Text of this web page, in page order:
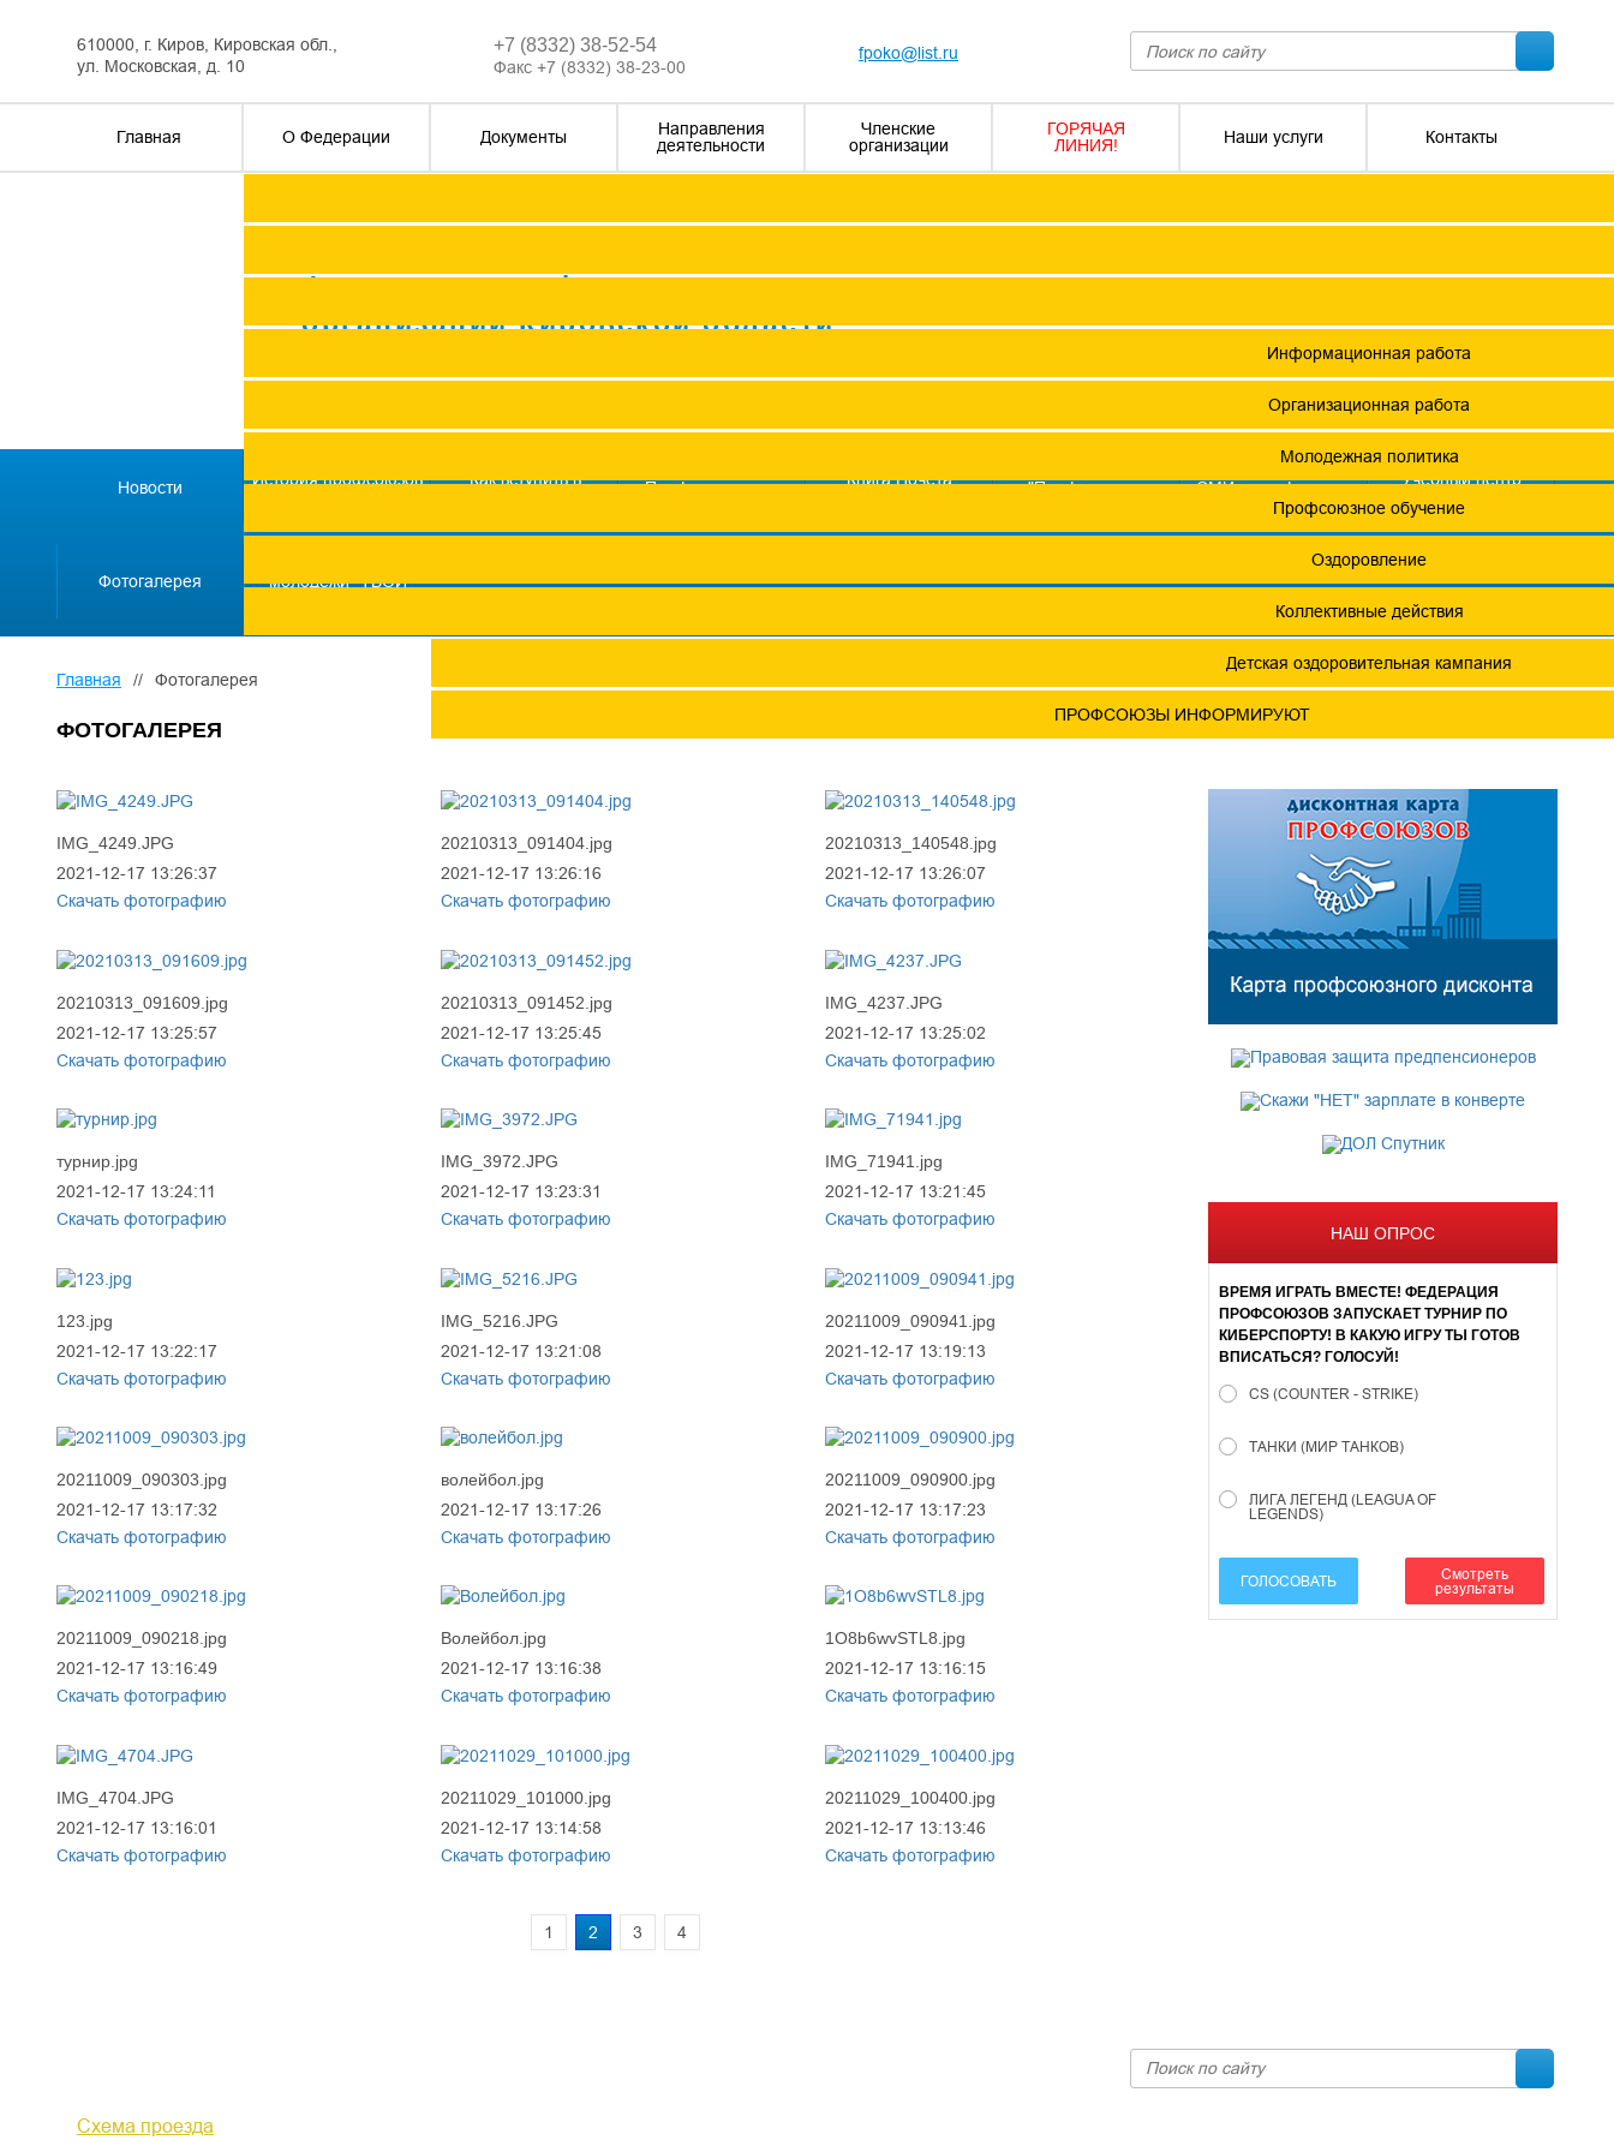
610000, г. Киров, Кировская обл.,
ул. Московская, д. 10
+7 (8332) 38-52-54
Факс +7 (8332) 38-23-00
fpoko@list.ru
Главная О Федерации Документы
Решения Советов Федерации
Постановления президиумов
Сводные данные о результатах проведения специальной оценки условий труда (СОУТ)
Научно-практическая конференция МОТ- ФНПР
ПРОФСОЮЗЫ ИНФОРМИРУЮТ
Направления
деятельности
Информационная работа
Организационная работа
Молодежная политика
Профсоюзное обучение
Оздоровление
Коллективные действия
Детская оздоровительная кампания
Членские
организации
ГОРЯЧАЯ
ЛИНИЯ!
Наши услуги Контакты
Федерация профсоюзных
организаций Кировской области
Новости
История профсоюзов
Как вступить в
Профсоюз помог
Книга Почета
"Профсоюзная
СМИ о профсоюзах
Учебный центр
Фотогалерея
молодежи "ТВОЙ
Главная // Фотогалерея
ФОТОГАЛЕРЕЯ
IMG_4249.JPG
2021-12-17 13:26:37
Скачать фотографию
20210313_091404.jpg
2021-12-17 13:26:16
Скачать фотографию
20210313_140548.jpg
2021-12-17 13:26:07
Скачать фотографию
20210313_091609.jpg
2021-12-17 13:25:57
Скачать фотографию
20210313_091452.jpg
2021-12-17 13:25:45
Скачать фотографию
IMG_4237.JPG
2021-12-17 13:25:02
Скачать фотографию
турнир.jpg
2021-12-17 13:24:11
Скачать фотографию
IMG_3972.JPG
2021-12-17 13:23:31
Скачать фотографию
IMG_71941.jpg
2021-12-17 13:21:45
Скачать фотографию
123.jpg
2021-12-17 13:22:17
Скачать фотографию
IMG_5216.JPG
2021-12-17 13:21:08
Скачать фотографию
20211009_090941.jpg
2021-12-17 13:19:13
Скачать фотографию
20211009_090303.jpg
2021-12-17 13:17:32
Скачать фотографию
волейбол.jpg
2021-12-17 13:17:26
Скачать фотографию
20211009_090900.jpg
2021-12-17 13:17:23
Скачать фотографию
20211009_090218.jpg
2021-12-17 13:16:49
Скачать фотографию
Волейбол.jpg
2021-12-17 13:16:38
Скачать фотографию
1O8b6wvSTL8.jpg
2021-12-17 13:16:15
Скачать фотографию
IMG_4704.JPG
2021-12-17 13:16:01
Скачать фотографию
20211029_101000.jpg
2021-12-17 13:14:58
Скачать фотографию
20211029_100400.jpg
2021-12-17 13:13:46
Скачать фотографию
1 2 3 4
НАШ ОПРОС
ВРЕМЯ ИГРАТЬ ВМЕСТЕ! ФЕДЕРАЦИЯ
ПРОФСОЮЗОВ ЗАПУСКАЕТ ТУРНИР ПО
КИБЕРСПОРТУ! В КАКУЮ ИГРУ ТЫ ГОТОВ
ВПИСАТЬСЯ? ГОЛОСУЙ!
CS (COUNTER - STRIKE)
ТАНКИ (МИР ТАНКОВ)
ЛИГА ЛЕГЕНД (LEAGUA OF
LEGENDS)
ГОЛОСОВАТЬ
Смотреть
результаты
Схема проезда